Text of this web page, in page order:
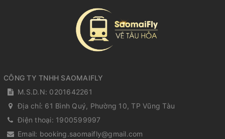
CÔNG TY TNHH SAOMAIFLY
M.S.D.N: 0201642261
Địa chỉ: 61 Bình Quý, Phường 10, TP Vũng Tàu
Điện thoại: 1900599997
Email: booking.saomaifly@gmail.com